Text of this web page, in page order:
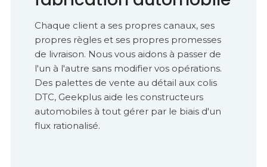
Chaque client a ses propres canaux, ses
propres règles et ses propres promesses
de livraison. Nous vous aidons à passer de
l'un à l'autre sans modifier vos opérations.
Des palettes de vente au détail aux colis
DTC, Geekplus aide les constructeurs
automobiles à tout gérer par le biais d'un
flux rationalisé.